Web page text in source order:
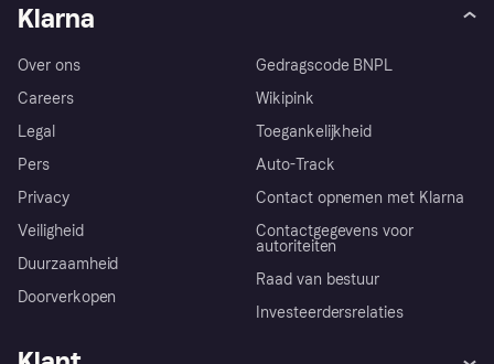
Klarna
Over ons
Careers
Legal
Pers
Privacy
Veiligheid
Duurzaamheid
Doorverkopen
Gedragscode BNPL
Wikipink
Toegankelijkheid
Auto-Track
Contact opnemen met Klarna
Contactgegevens voor
autoriteiten
Raad van bestuur
Investeerdersrelaties